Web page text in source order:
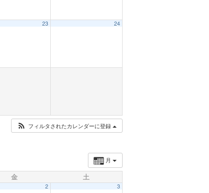
23 24
フィルタされたカレンダーに登録
月
金 土
2 3